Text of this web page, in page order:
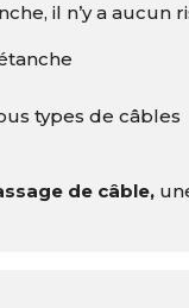
il n’y a
types de câbles
de câble,